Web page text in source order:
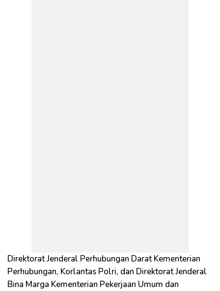
Direktorat Jenderal Perhubungan Darat Kementerian
Perhubungan, Korlantas Polri, dan Direktorat Jenderal
Bina Marga Kementerian Pekerjaan Umum dan